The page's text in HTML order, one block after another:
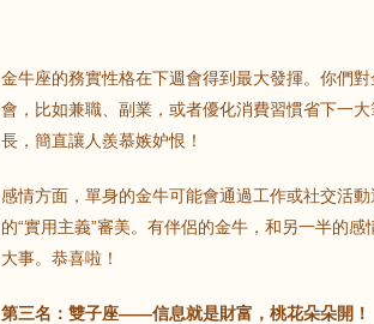
金牛座的務實性格在下週會得到最大發揮。你們
會，比如兼職、副業，或者優化消費習慣省下一
長，簡直讓人羨慕嫉妒恨！
感情方面，單身的金牛可能會通過工作或社交活
的“實用主義”審美。有伴侶的金牛，和另一半的
大事。恭喜啦！
第三名：雙子座——信息就是財富，桃花朵朵開！